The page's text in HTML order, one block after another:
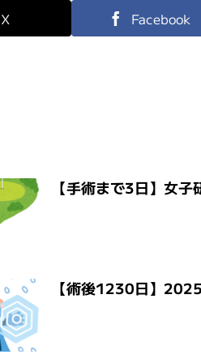
X Facebook
【手術まで3日】女
【術後1230日】